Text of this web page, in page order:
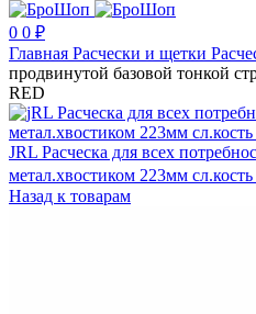
0 0 ₽
Главная Расчески и щетки
продвинутой базовой тонкой
RED
JRL Расческа для всех
метал.хвостиком 223мм сл.кость
Назад к товарам